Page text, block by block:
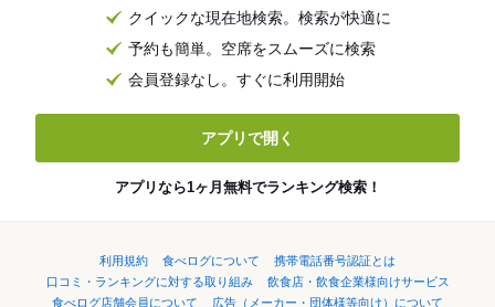
クイックな現在地検索。検索が快適に
予約も簡単。空席をスムーズに検索
会員登録なし。すぐに利用開始
アプリで開く
アプリなら1ヶ月無料でランキング検索！
利用規約 食べログについて
携帯電話番号認証とは
口コミ・ランキングに対する取り組み
飲食店・飲食企業様向けサービス
食べログ店舗会員について
広告（メーカー・団体様等向け）について